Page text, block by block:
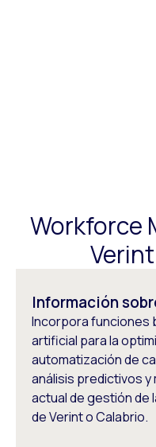
Workforce
Información
Incorpora funciones
artificial para la
automatización de
análisis predictivos y
actual de gestión de
de Verint o Calabrio.